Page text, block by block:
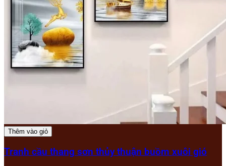
Thêm vào giỏ
Tranh cầu thang sơn thủy thuận buồm xuôi gió